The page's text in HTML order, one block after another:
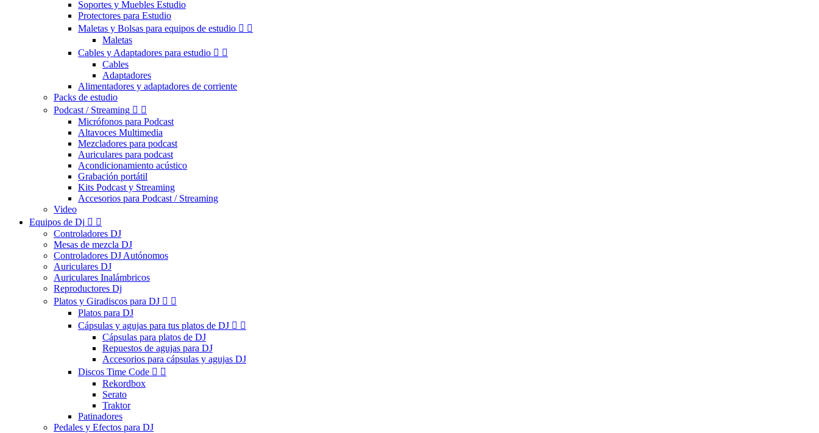
Soportes y Muebles Estudio
Protectores para Estudio
Maletas y Bolsas para equipos de estudio  
Maletas
Cables y Adaptadores para estudio  
Cables
Adaptadores
Alimentadores y adaptadores de corriente
Packs de estudio
Podcast / Streaming  
Micrófonos para Podcast
Altavoces Multimedia
Mezcladores para podcast
Auriculares para podcast
Acondicionamiento acústico
Grabación portátil
Kits Podcast y Streaming
Accesorios para Podcast / Streaming
Video
Equipos de Dj  
Controladores DJ
Mesas de mezcla DJ
Controladores DJ Autónomos
Auriculares DJ
Auriculares Inalámbricos
Reproductores Dj
Platos y Giradiscos para DJ  
Platos para DJ
Cápsulas y agujas para tus platos de DJ  
Cápsulas para platos de DJ
Repuestos de agujas para DJ
Accesorios para cápsulas y agujas DJ
Discos Time Code  
Rekordbox
Serato
Traktor
Patinadores
Pedales y Efectos para DJ